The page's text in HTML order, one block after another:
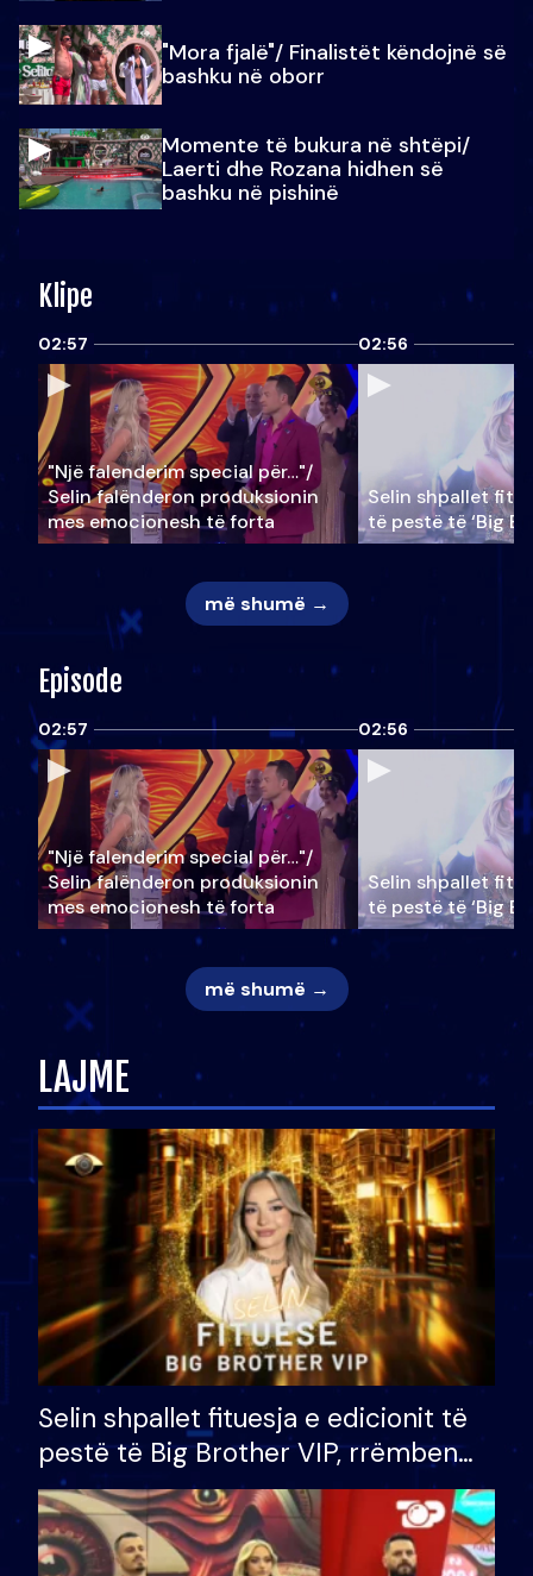
"Mora fjalë"/ Finalistët këndojnë së
bashku në oborr
Momente të bukura në shtëpi/
Laerti dhe Rozana hidhen së
bashku në pishinë
Klipe
02:57
"Një falenderim special për…"/
Selin falënderon produksionin
mes emocionesh të forta
02:56
Selin shpallet
të pestë të ‘Big
më shumë →
Episode
02:57
"Një falenderim special për…"/
Selin falënderon produksionin
mes emocionesh të forta
02:56
Selin shpallet
të pestë të ‘Big
më shumë →
LAJME
Selin shpallet fituesja e edicionit të
pestë të Big Brother VIP, rrëmben
çmimin e madh prej 100 mijë eurosh